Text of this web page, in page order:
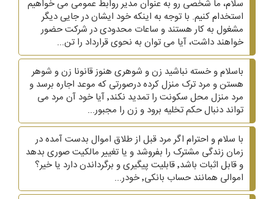
سلام، ما شخصی رو به عنوان مدیر روابط عمومی می خواهیم
استخدام کنیم. با توجه به اینکه خود ایشان در جایی دیگر
مشغول به کار هستند و ساعات محدودی در شرکت حضور
خواهند داشت، آیا می توان به نحوی قرارداد را تن...
باسلام و خسته نباشید زن و شوهری هنوز قانونا زن و شوهر
هستن و مرد ترک منزل کرده درصورتی که موعد اجاره برسد و
مرد منزل محل سکونت را تمدید نکند٬ آیا خود آن مرد می
تواند دنبال حکم تخلیه برود و زن را مجبور...
با سلام و احترام اگر مرد قبل از طلاق اموال بدست آمده در
زمان زندگی مشترک را بفروشد و یا تغییر مالکیت صوری بدهد
و قابل اثبات باشد٬ قابلیت پیگیری و برگرداندن دارد یا خیر؟
اموالی همانند حساب بانکی٬ خودر...